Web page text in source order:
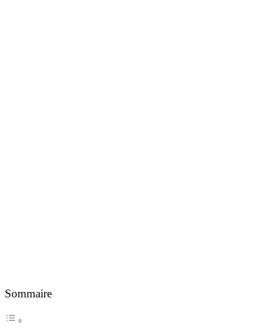
Sommaire